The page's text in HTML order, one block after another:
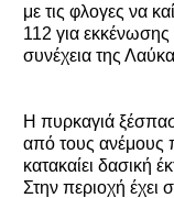
με τις φλογες να
112 για εκκένωσης
συνέχεια της
Η πυρκαγιά
από τους ανέμους
κατακαίει δασική
Στην περιοχή έχει